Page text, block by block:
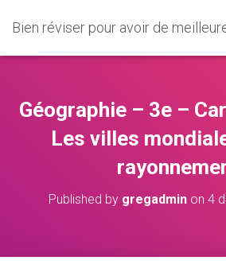
Bien réviser pour avoir de
Géographie – 3e –
Les villes
Published by gregadmin on 4